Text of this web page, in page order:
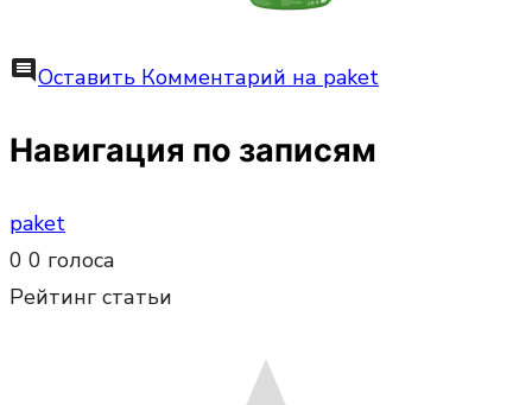
commentОставить Комментарий на paket
Навигация по записям
paket
0 0 голоса
Рейтинг статьи